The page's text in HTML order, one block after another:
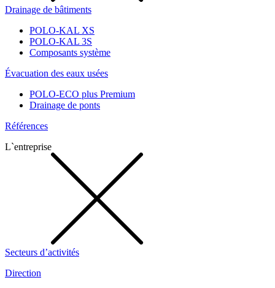
Drainage de bâtiments
POLO-KAL XS
POLO-KAL 3S
Composants système
Évacuation des eaux usées
POLO-ECO plus Premium
Drainage de ponts
Références
L`entreprise
Secteurs d’activités
Direction